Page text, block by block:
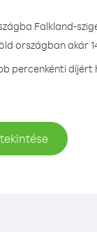
Falkland-
országban akár
percenkénti díjért